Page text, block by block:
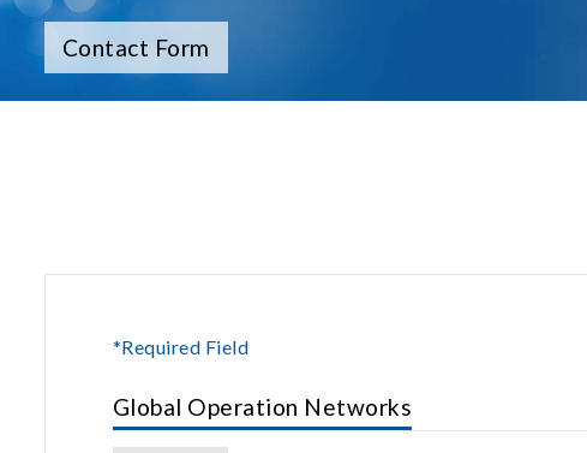
Contact Form
*Required Field
Global Operation Networks